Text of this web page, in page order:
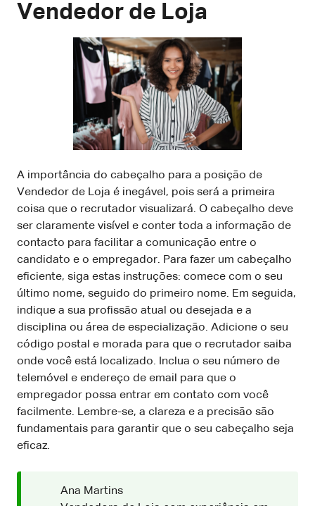
Vendedor de Loja
A importância do cabeçalho para a posição de
Vendedor de Loja é inegável, pois será a primeira
coisa que o recrutador visualizará. O cabeçalho deve
ser claramente visível e conter toda a informação de
contacto para facilitar a comunicação entre o
candidato e o empregador. Para fazer um cabeçalho
eficiente, siga estas instruções: comece com o seu
último nome, seguido do primeiro nome. Em seguida,
indique a sua profissão atual ou desejada e a
disciplina ou área de especialização. Adicione o seu
código postal e morada para que o recrutador saiba
onde você está localizado. Inclua o seu número de
telemóvel e endereço de email para que o
empregador possa entrar em contato com você
facilmente. Lembre-se, a clareza e a precisão são
fundamentais para garantir que o seu cabeçalho seja
eficaz.
Ana Martins